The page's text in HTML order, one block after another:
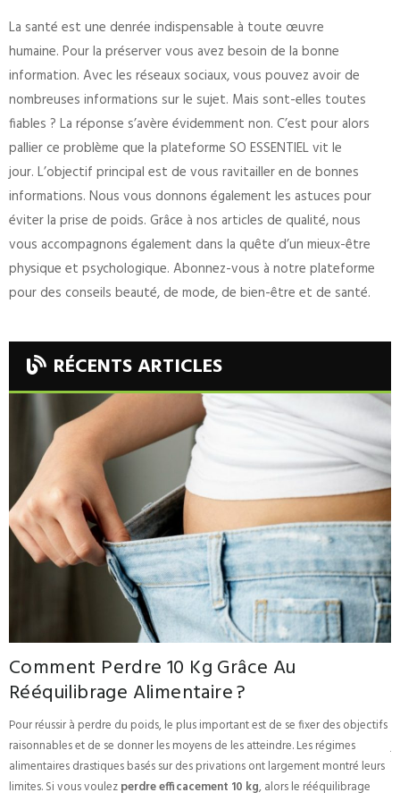
SANTÉ.
Contactez-nous !
La santé est une denrée indispensable à toute œuvre
humaine. Pour la préserver vous avez besoin de la bonne
information. Avec les réseaux sociaux, vous pouvez avoir de
nombreuses informations sur le sujet. Mais sont-elles toutes
fiables ? La réponse s’avère évidemment non. C’est pour alors
pallier ce problème que la plateforme SO ESSENTIEL vit le
jour. L’objectif principal est de vous ravitailler en de bonnes
informations. Nous vous donnons également les astuces pour
éviter la prise de poids. Grâce à nos articles de qualité, nous
vous accompagnons également dans la quête d’un mieux-être
physique et psychologique. Abonnez-vous à notre plateforme
pour des conseils beauté, de mode, de bien-être et de santé.
RÉCENTS ARTICLES
Comment Perdre 10 Kg Grâce Au
Rééquilibrage Alimentaire ?
Pour réussir à perdre du poids, le plus important est de se fixer des objectifs
raisonnables et de se donner les moyens de les atteindre. Les régimes
alimentaires drastiques basés sur des privations ont largement montré leurs
limites. Si vous voulezperdre efficacement 10 kg, alors le rééquilibrage